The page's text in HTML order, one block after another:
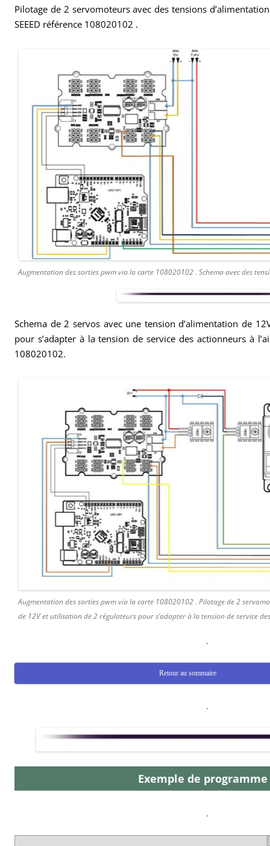
Pilotage de 2 servomoteurs avec des tensions
SEEED référence 108020102 .
Augmentation des sorties pwm via la carte 108020102 . Schema avec des
Schema de 2 servos avec une tension d’alimentation de
pour s’adapter à la tension de service des actionneurs à
108020102.
Augmentation des sorties pwm via la carte 108020102 . Pilotage de 2
de 12V et utilisation de 2 régulateurs pour s’adapter à la tension de service
.
Retour au sommaire
.
Exemple de programme
.